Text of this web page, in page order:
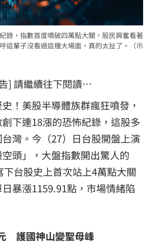
錄，指數首度噴破四萬點大關，股民興奮看著
這輩子沒看過這種大場面，真的太扯了。（示
] 請繼續往下閱讀…
！美股半導體族群瘋狂噴發，
下連18漲的恐怖紀錄，這股多
灣。今（27）日台股開盤上演
空頭」，大盤指數開出驚人的
台股史上首次站上4萬點大關
暴漲1159.91點，市場情緒陷
護國神山變聖母峰